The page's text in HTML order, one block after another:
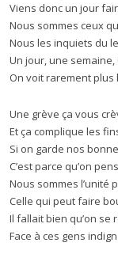
Viens donc un jour
Nous sommes ceux
Nous les inquiets du
Un jour, une semaine,
On voit rarement plus
Une grève ça vous
Et ça complique les
Si on garde nos
C’est parce qu’on
Nous sommes l’unité
Celle qui peut faire
Il fallait bien qu’on se
Face à ces gens